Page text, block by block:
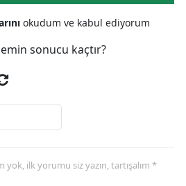
okudum ve kabul ediyorum
sonucu kaçtır?
ilk yorumu siz yazın, tartışalım *